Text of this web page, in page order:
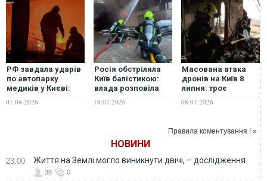
РФ завдала ударів
по автопарку
медиків у Києві:
вигоріло вщент
01.08.2026
Росія обстріляла
Київ балістикою:
влада розповіла
19.07.2026
Масована атака
дронів на Київ 8
липня: троє
поранених та
08.07.2026
Правила коментування ! »
НОВИНИ
23:00 Життя на Землі могло виникнути двічі, – дослідження
38 0